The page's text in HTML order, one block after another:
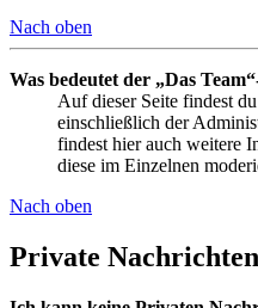
Nach oben
Was bedeutet der „Das
Auf dieser Seite findest
einschließlich der
findest hier auch weitere
diese im Einzelnen
Nach oben
Private Nachrichten